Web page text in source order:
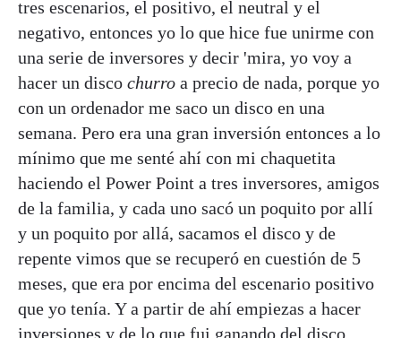
tres escenarios, el positivo, el neutral y el
negativo, entonces yo lo que hice fue unirme con
una serie de inversores y decir 'mira, yo voy a
hacer un disco churro a precio de nada, porque yo
con un ordenador me saco un disco en una
semana. Pero era una gran inversión entonces a lo
mínimo que me senté ahí con mi chaquetita
haciendo el Power Point a tres inversores, amigos
de la familia, y cada uno sacó un poquito por allí
y un poquito por allá, sacamos el disco y de
repente vimos que se recuperó en cuestión de 5
meses, que era por encima del escenario positivo
que yo tenía. Y a partir de ahí empiezas a hacer
inversiones y de lo que fui ganando del disco